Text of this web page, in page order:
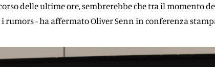
delle ultime ore, sembrerebbe che tra il momento
- ha affermato Oliver Senn in conferenza